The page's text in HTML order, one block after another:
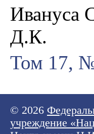
Ивануса
Д.К.
Том 17,
© 2026
учреждение